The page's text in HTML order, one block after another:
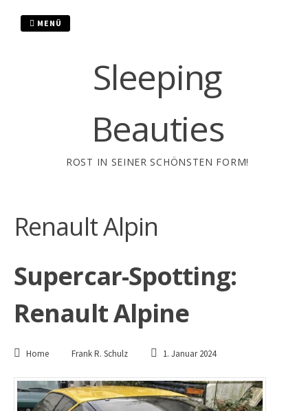
Sleeping
Beauties
ROST IN SEINER SCHÖNSTEN FORM!
MENÜ
Renault Alpin
Supercar-Spotting:
Renault Alpine
Home Frank R. Schulz 1. Januar 2024